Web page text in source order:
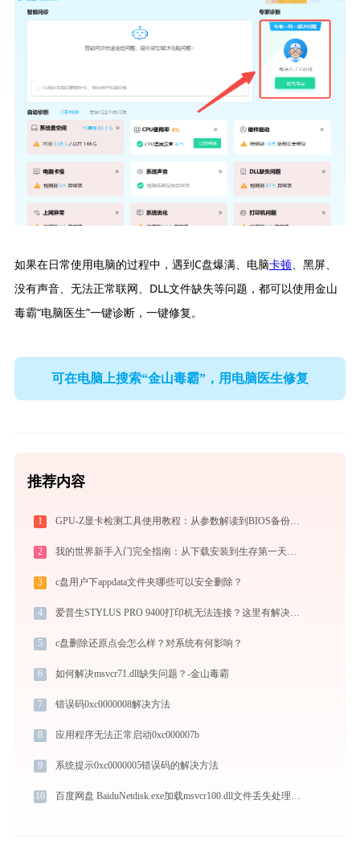
如果在日常使用电脑的过程中，遇到C盘爆满、电脑卡顿、黑屏、
没有声音、无法正常联网、DLL文件缺失等问题，都可以使用金山
毒霸“电脑医生”一键诊断，一键修复。
可在电脑上搜索“金山毒霸”，用电脑医生修复
推荐内容
1 GPU-Z显卡检测工具使用教程：从参数解读到BIOS备份，一站式掌握显卡信息
2 我的世界新手入门完全指南：从下载安装到生存第一天，一篇讲透
3 c盘用户下appdata文件夹哪些可以安全删除？
4 爱普生STYLUS PRO 9400打印机无法连接？这里有解决方案 -金山毒霸
5 c盘删除还原点会怎么样？对系统有何影响？
6 如何解决msvcr71.dll缺失问题？-金山毒霸
7 错误码0xc0000008解决方法
8 应用程序无法正常启动0xc000007b
9 系统提示0xc0000005错误码的解决方法
10 百度网盘 BaiduNetdisk.exe加载msvcr100.dll文件丢失处理办法